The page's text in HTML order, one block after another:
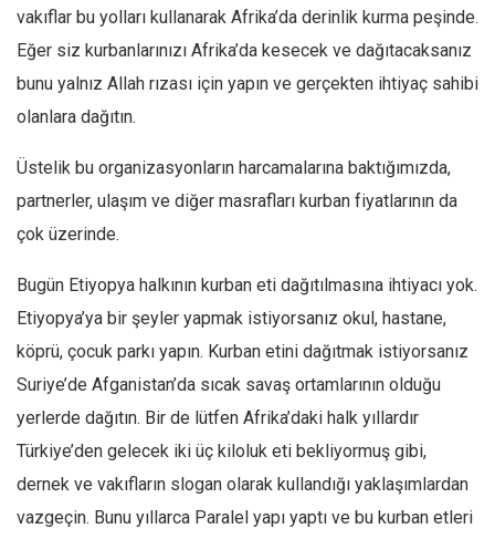
vakıflar bu yolları kullanarak Afrika’da derinlik kurma peşinde.
Eğer siz kurbanlarınızı Afrika’da kesecek ve dağıtacaksanız
bunu yalnız Allah rızası için yapın ve gerçekten ihtiyaç sahibi
olanlara dağıtın.
Üstelik bu organizasyonların harcamalarına baktığımızda,
partnerler, ulaşım ve diğer masrafları kurban fiyatlarının da
çok üzerinde.
Bugün Etiyopya halkının kurban eti dağıtılmasına ihtiyacı yok.
Etiyopya’ya bir şeyler yapmak istiyorsanız okul, hastane,
köprü, çocuk parkı yapın. Kurban etini dağıtmak istiyorsanız
Suriye’de Afganistan’da sıcak savaş ortamlarının olduğu
yerlerde dağıtın. Bir de lütfen Afrika’daki halk yıllardır
Türkiye’den gelecek iki üç kiloluk eti bekliyormuş gibi,
dernek ve vakıfların slogan olarak kullandığı yaklaşımlardan
vazgeçin. Bunu yıllarca Paralel yapı yaptı ve bu kurban etleri